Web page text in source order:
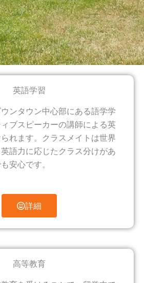
英語学習
ンタウン中心部にある語学学
ブスピーカーの講師による英
れます。クラスメイトは世界
語力に応じたクラス分けがあ
安心です。
詳細
高等教育